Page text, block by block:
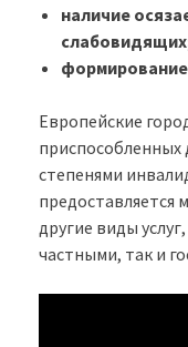
наличие
Европейские
приспособленных
степенями
предоставляется
другие виды
частными, так и